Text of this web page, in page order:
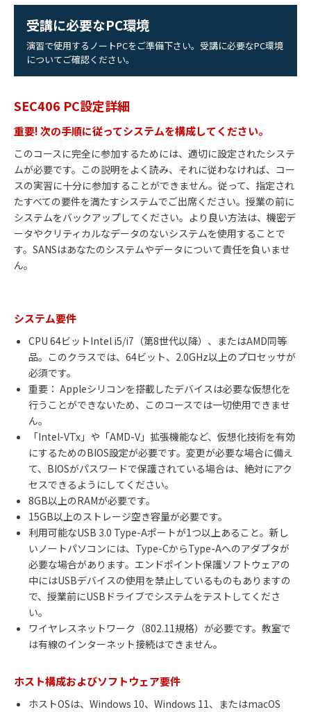
受講に必要なPC環境
演習で使用するノートPCをご準備下さい。受講に必要なPC環境
についてご確認ください。
SEC406 PC設定詳細
重要! 次の手順に従ってシステムを構成してください。
このコースに完全に参加するためには、適切に設定されたシステ
ムが必要です。この説明をよく読み、それに従わなければ、コー
スの実習に十分に参加することができません。従って、指定され
たすべての要件を満たすシステムでご出席ください。授業の前に
システムをバックアップしてください。より良い方法は、機密デ
ータやクリティカルなデータのないシステムを使用することで
す。SANSはあなたのシステムやデータについて責任を負いませ
ん。
システム要件
CPU 64ビットIntel i5/i7（第8世代以降）、またはAMD同等
品。このクラスでは、64ビット、2.0GHz以上のプロセッサが
必須です。
重要： Appleシリコンを搭載したデバイスは必要な仮想化を
行うことができないため、このコースでは一切使用できませ
ん。
「Intel-VTx」や「AMD-V」拡張機能など、仮想化技術を有効
にするためのBIOS設定が必要です。変更が必要な場合に備え
て、BIOSがパスワードで保護されている場合は、絶対にアク
セスできるようにしてください。
8GB以上のRAMが必要です。
15GB以上のストレージ空き容量が必要です。
利用可能なUSB 3.0 Type-Aポートが1つ以上あること。新し
いノートパソコンには、Type-CからType-Aへのアダプタが
必要な場合があります。エンドポイント保護ソフトウェアの
中にはUSBデバイスの使用を禁止しているものもありますの
で、授業前にUSBドライブでシステムをテストしてくださ
い。
ワイヤレスネットワーク（802.11規格）が必要です。教室で
は有線のインターネット接続はできません。
ホスト構成およびソフトウェア要件
ホストOSは、Windows 10、Windows 11、またはmacOS